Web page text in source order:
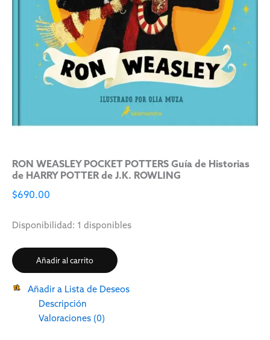
RON WEASLEY POCKET POTTERS Guía de Historias
de HARRY POTTER de J.K. ROWLING
$690.00
Disponibilidad: 1 disponibles
Añadir al carrito
Añadir a Lista de Deseos
Descripción
Valoraciones (0)